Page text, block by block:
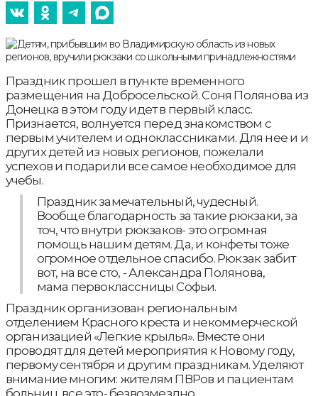
Праздник прошел в пункте временного
размещения на Добросельской. Соня Полянова из
Донецка в этом году идет в первый класс.
Признается, волнуется перед знакомством с
первым учителем и одноклассниками. Для нее и и
других детей из новых регионов, пожелали
успехов и подарили все самое необходимое для
учебы.
Праздник замечательный, чудесный.
Вообще благодарность за такие рюкзаки, за
точ, что внутри рюкзаков- это огромная
помощь нашим детям. Да, и конфеты тоже
огромное отдельное спасибо. Рюкзак забит
вот, на все сто, - Александра Полянова,
мама первоклассницы Софьи.
Праздник организован региональным
отделением Красного креста и некоммерческой
организацией «Легкие крылья». Вместе они
проводят для детей мероприятия к Новому году,
первому сентября и другим праздникам. Уделяют
внимание многим: жителям ПВРов и пациентам